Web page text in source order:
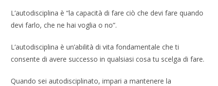
L’autodisciplina è “la capacità di fare ciò che devi fare quando
devi farlo, che ne hai voglia o no”.
L’autodisciplina è un’abilità di vita fondamentale che ti
consente di avere successo in qualsiasi cosa tu scelga di fare.
Quando sei autodisciplinato, impari a mantenere la